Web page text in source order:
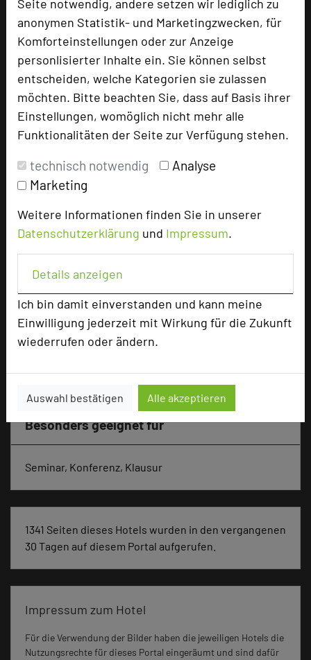
Seite notwendig, andere setzen wir lediglich zu
anonymen Statistik- und Marketingzwecken, für
Komforteinstellungen oder zur Anzeige
personlisierter Inhalte ein. Sie können selbst
entscheiden, welche Kategorien sie zulassen
möchten. Bitte beachten Sie, dass auf Basis ihrer
Einstellungen, womöglich nicht mehr alle
Funktionalitäten der Seite zur Verfügung stehen.
technisch notwendig
Analyse
Marketing
Weitere Informationen finden Sie in unserer
Datenschutzerklärung und Impressum.
Details anzeigen
Ich bin damit einverstanden und kann meine
Einwilligung jederzeit mit Wirkung für die Zukunft
wiederrufen oder ändern.
Auswahl bestätigen Alle akzeptieren
Tagungsplaner
Tagungsleiter
Hotel bewerten
Hoteldaten
Max. Tagungskapazität (Personen)
U-Form
Parlamentarisch
73
Reihenbestuhlung
Doppelzimmer
Einzelzimmer
Besonders geeignet für
Seminar, Konferenz, Klausur
1341 Seiten dieses Hotels wurden in den vergangenen
30 Tagen auf diesem Portal aufgerufen.
Impressum zum Hotel
Für die Verwendung der Bilder haben die jeweiligen Hotels die
Nutzungsrechte für dieses Portal eingeräumt und sind dafür